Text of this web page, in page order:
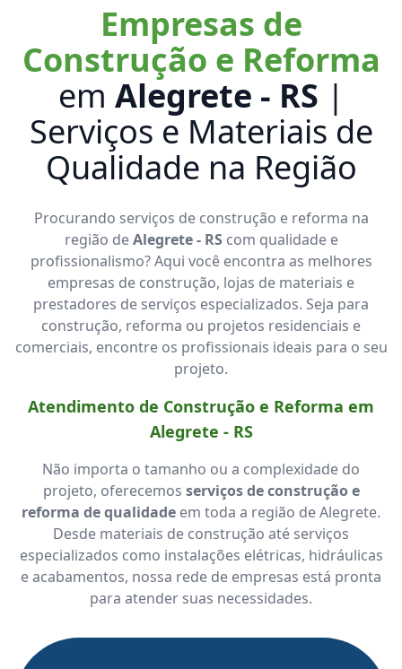
Empresas de
Construção e Reforma
em Alegrete - RS |
Serviços e Materiais de
Qualidade na Região
Procurando serviços de construção e reforma na
região deAlegrete - RS com qualidade e
profissionalismo? Aqui você encontra as melhores
empresas de construção, lojas de materiais e
prestadores de serviços especializados. Seja para
construção, reforma ou projetos residenciais e
comerciais, encontre os profissionais ideais para o seu
projeto.
Atendimento de Construção e Reforma em
Alegrete - RS
Não importa o tamanho ou a complexidade do
projeto, oferecemos serviços de construção e
reforma de qualidade em toda a região de Alegrete.
Desde materiais de construção até serviços
especializados como instalações elétricas, hidráulicas
e acabamentos, nossa rede de empresas está pronta
para atender suas necessidades.